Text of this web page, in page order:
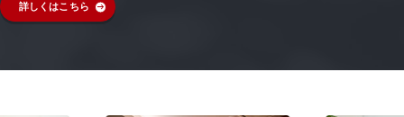
詳しくはこちら